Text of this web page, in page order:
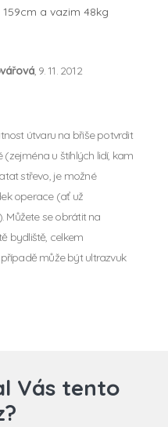
a vazim 48kg
, 9. 11. 2012
útvaru na břiše potvrdit
(zejména u štíhlých lidí, kam
střevo, je možné
operace (ať už
Můžete se obrátit na
bydliště, celkem
může být ultrazvuk
Vás tento